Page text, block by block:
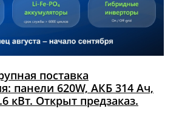
поставка
панели 620W, АКБ 314 Ач,
кВт. Открыт предзаказ.